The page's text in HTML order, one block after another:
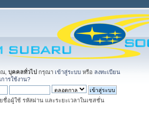
ณ,บุคคลทั่วไป กรุณา เข้าสู่ระบบ หรือ ลงทะเบียน
ารใช้งาน?
ชื่อผู้ใช้ รหัสผ่าน และระยะเวลาในเซสชั่น